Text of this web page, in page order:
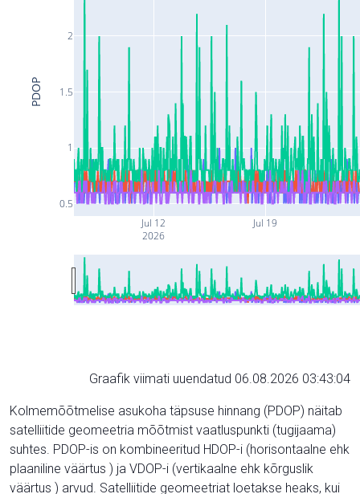
Jul 12
2026
Jul 19
0.5
1
1.5
2
PDOP
Graafik viimati uuendatud 06.08.2026 03:43:04
Kolmemõõtmelise asukoha täpsuse hinnang (PDOP) näitab
satelliitide geomeetria mõõtmist vaatluspunkti (tugijaama)
suhtes. PDOP-is on kombineeritud HDOP-i (horisontaalne ehk
plaaniline väärtus ) ja VDOP-i (vertikaalne ehk kõrguslik
väärtus ) arvud. Satelliitide geomeetriat loetakse heaks, kui